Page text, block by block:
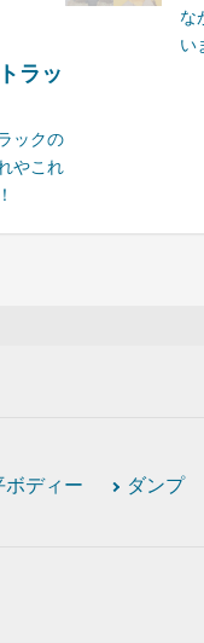
な
い
ラッ
ックの
やこれ
ボディー ダンプ